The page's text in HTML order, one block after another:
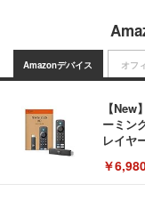
Amazonデバイス
【
ーミン
レイヤ
￥
オフ